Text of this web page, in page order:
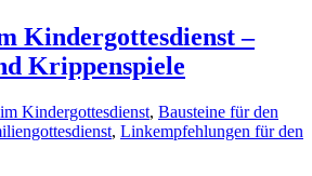
Kindergottesdienst –
Krippenspiele
Kindergottesdienst, Bausteine für den
, Linkempfehlungen für den